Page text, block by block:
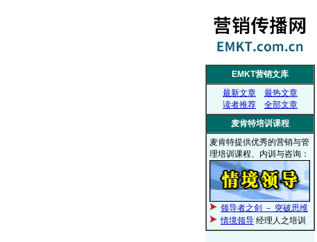
EMKT营销文库
最新文章
最热文章
读者推荐
全部文章
麦肯特培训课程
麦肯特提供优秀的营销与管
理培训课程、内训与咨询：
领导者之剑 － 突破思维
情境领导 经理人之培训